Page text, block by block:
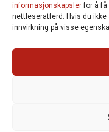
informasjonskapslerfor å få
nettleseratferd. Hvis du
innvirkning på visse
: